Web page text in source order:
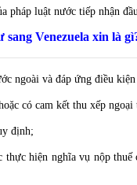
pháp luật nước tiếp nhận
Venezuela xin là
ngoài và đáp ứng điều
có cam kết thu xếp
định;
thực hiện nghĩa vụ nộp